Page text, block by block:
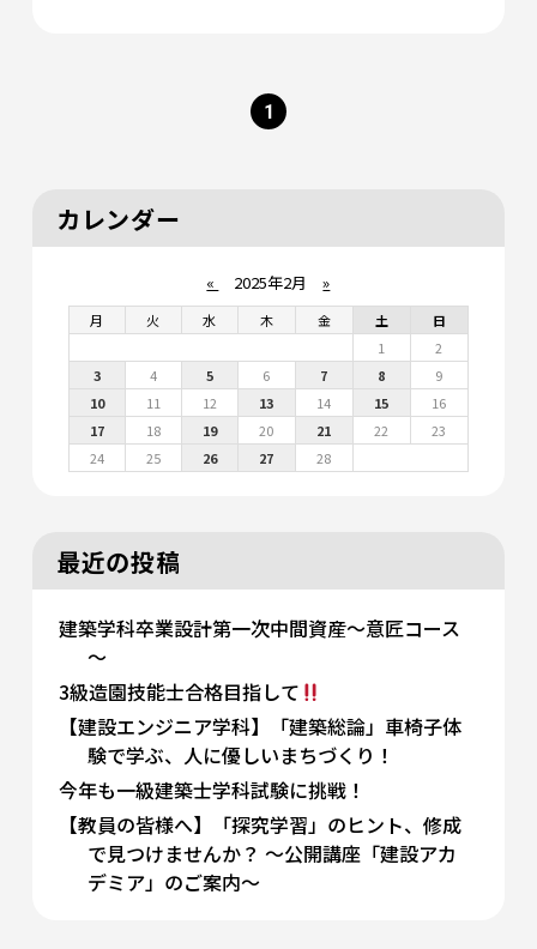
1
カレンダー
« 2025年2月 »
月 火 水 木 金 土
日
1
2
3
4 5 6 7 8
9
10
11 12 13 14 15
16
17
18 19 20 21 22
23
24
25 26 27 28
最近の投稿
建築学科卒業設計第一次中間資産～意匠コース
～
3級造園技能士合格目指して
【建設エンジニア学科】「建築総論」車椅子体
験で学ぶ、人に優しいまちづくり！
今年も一級建築士学科試験に挑戦！
【教員の皆様へ】「探究学習」のヒント、修成
で見つけませんか？ 〜公開講座「建設アカ
デミア」のご案内〜